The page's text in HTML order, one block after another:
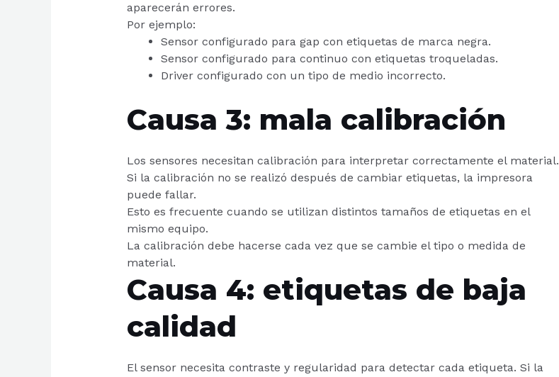
aparecerán errores.
Por ejemplo:
Sensor configurado para gap con etiquetas de marca negra.
Sensor configurado para continuo con etiquetas troqueladas.
Driver configurado con un tipo de medio incorrecto.
Causa 3: mala calibración
Los sensores necesitan calibración para interpretar correctamente el material.
Si la calibración no se realizó después de cambiar etiquetas, la impresora
puede fallar.
Esto es frecuente cuando se utilizan distintos tamaños de etiquetas en el
mismo equipo.
La calibración debe hacerse cada vez que se cambie el tipo o medida de
material.
Causa 4: etiquetas de baja
calidad
El sensor necesita contraste y regularidad para detectar cada etiqueta. Si la